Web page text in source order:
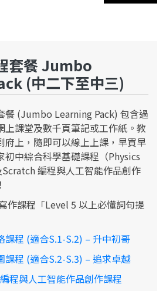
套餐 Jumbo
(中二下至中三)
餐 (Jumbo Learning Pack) 包含過
上課堂及數千頁筆記或工作紙。教
府上，隨即可以線上上課，早買早
初中綜合科學基礎課程（Physics
編程與人工智能作品創作
作課程「Level 5 以上必懂詞句提
課程 (適合S.1-S.2) – 升中初哥
課程 (適合S.2-S.3) – 追求卓越
程與人工智能作品創作課程